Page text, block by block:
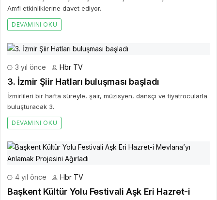
Amfi etkinliklerine davet ediyor.
DEVAMINI OKU
3 yıl önce Hbr TV
3. İzmir Şiir Hatları buluşması başladı
İzmirlileri bir hafta süreyle, şair, müzisyen, dansçı ve tiyatrocularla
buluşturacak 3.
DEVAMINI OKU
4 yıl önce Hbr TV
Başkent Kültür Yolu Festivali Aşk Eri Hazret-i